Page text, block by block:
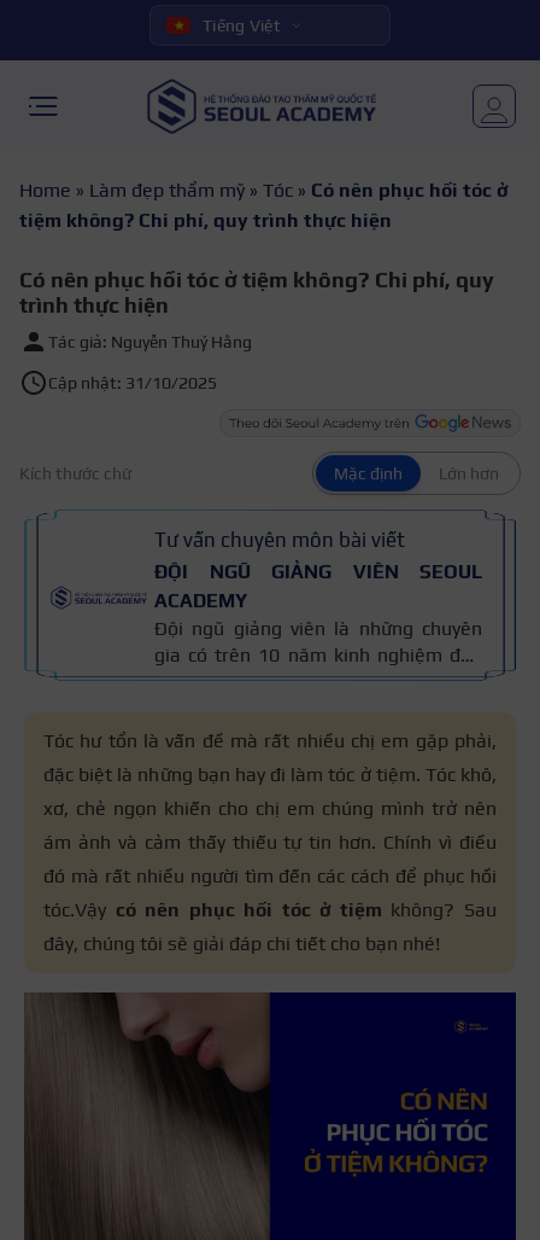
Tiếng Việt
Home » Làm đẹp thẩm mỹ » Tóc » Có nên phục hồi tóc ở
tiệm không? Chi phí, quy trình thực hiện
Có nên phục hồi tóc ở tiệm không? Chi phí, quy
trình thực hiện
Tác giả: Nguyễn Thuý Hằng
Cập nhật: 31/10/2025
Kích thước chữ Mặc định Lớn hơn
Tư vấn chuyên môn bài viết
ĐỘI NGŨ GIẢNG VIÊN SEOUL
ACADEMY
Đội ngũ giảng viên là những chuyên
gia có trên 10 năm kinh nghiệm đào
tạo nghề và kiến thức thẩm mỹ
nối mi, trang điểm, tóc. Nội dung bài
viết được xây dựng dựa trên giáo trình
đào tạo và kinh nghiệm giảng dạy
thực tế, đồng thời được cập nhật
thường xuyên để đảm bảo tính chính
xác.
Tóc hư tổn là vấn đề mà rất nhiều chị em gặp phải,
đặc biệt là những bạn hay đi làm tóc ở tiệm. Tóc khô,
xơ, chẻ ngọn khiến cho chị em chúng mình trở nên
ám ảnh và cảm thấy thiếu tự tin hơn. Chính vì điều
đó mà rất nhiều người tìm đến các cách để phục hồi
tóc.Vậy có nên phục hồi tóc ở tiệm không? Sau
đây, chúng tôi sẽ giải đáp chi tiết cho bạn nhé!